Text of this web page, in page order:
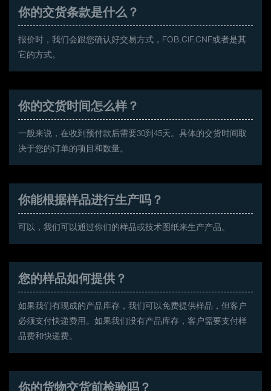
你的交货条款是什么？
报价时，我们会跟您确认好交易方式，FOB,CIF,CNF或者是其
它的方式。
你的交货时间怎么样？
一般来说，在收到预付款后需要30到45天。具体的交货时间取
决于您的订单的项目和数量。
你能根据样品进行生产吗？
可以，我们可以通过你们的样品或技术图纸来生产产品。
您的样品如何提供？
如果我们有现成的产品库存，我们可以免费提供样品，但客户
必须支付快递费用。如果我们没有产品库存，客户需要支付样
品费和快递费。
你的货物交货前检验吗？